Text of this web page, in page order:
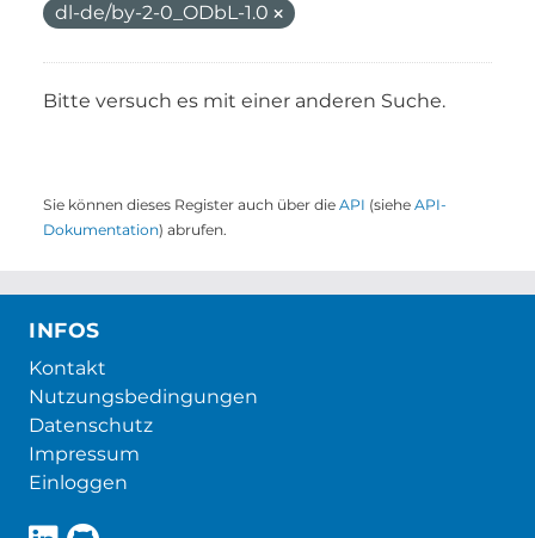
dl-de/by-2-0_ODbL-1.0
Bitte versuch es mit einer anderen Suche.
Sie können dieses Register auch über die API (siehe API-
Dokumentation) abrufen.
INFOS
Kontakt
Nutzungsbedingungen
Datenschutz
Impressum
Einloggen